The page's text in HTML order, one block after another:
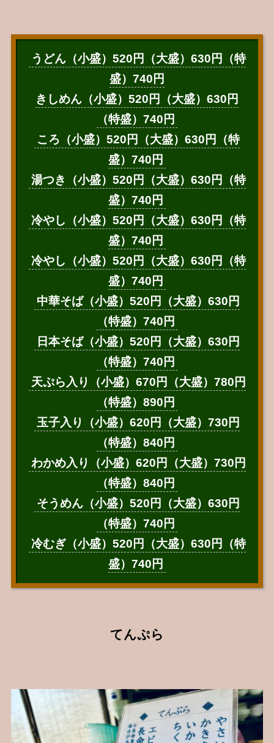
うどん（小盛）520円（大盛）630円（特
盛）740円
きしめん（小盛）520円（大盛）630円
（特盛）740円
ころ（小盛）520円（大盛）630円（特
盛）740円
湯つき（小盛）520円（大盛）630円（特
盛）740円
冷やし（小盛）520円（大盛）630円（特
盛）740円
冷やし（小盛）520円（大盛）630円（特
盛）740円
中華そば（小盛）520円（大盛）630円
（特盛）740円
日本そば（小盛）520円（大盛）630円
（特盛）740円
天ぷら入り（小盛）670円（大盛）780円
（特盛）890円
玉子入り（小盛）620円（大盛）730円
（特盛）840円
わかめ入り（小盛）620円（大盛）730円
（特盛）840円
そうめん（小盛）520円（大盛）630円
（特盛）740円
冷むぎ（小盛）520円（大盛）630円（特
盛）740円
てんぷら